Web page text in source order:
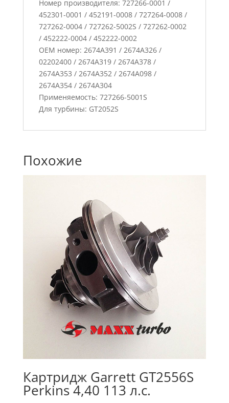
Номер производителя: 727266-0001 /
452301-0001 / 452191-0008 / 727264-0008 /
727262-0004 / 727262-5002S / 727262-0002
/ 452222-0004 / 452222-0002
ОЕМ номер: 2674A391 / 2674A326 /
02202400 / 2674A319 / 2674A378 /
2674A353 / 2674A352 / 2674A098 /
2674A354 / 2674A304
Применяемость: 727266-5001S
Для турбины: GT2052S
Похожие
Картридж Garrett GT2556S
Perkins 4,40 113 л.с.